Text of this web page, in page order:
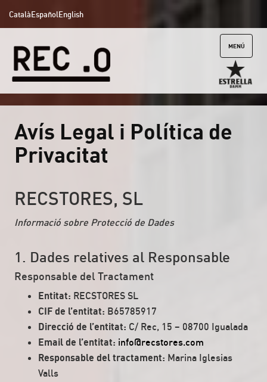
CatalàEspañolEnglish
MENÚ
Avís Legal i Política de
Privacitat
RECSTORES, SL
Informació sobre Protecció de Dades
1. Dades relatives al Responsable
Responsable del Tractament
Entitat: RECSTORES SL
CIF de l’entitat: B65785917
Direcció de l’entitat: C/ Rec, 15 – 08700 Igualada
Email de l’entitat: info@recstores.com
Responsable del tractament: Marina Iglesias
Valls